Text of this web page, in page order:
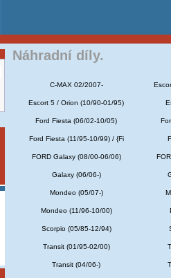
Náhradní díly.
C-MAX 02/2007-
Escort 5 / Orion (10/90-01/95)
Ford Fiesta (06/02-10/05)
Ford Fiesta (11/95-10/99) / {Fi
FORD Galaxy (08/00-06/06)
Galaxy (06/06-)
Mondeo (05/07-)
Mondeo (11/96-10/00)
Scorpio (05/85-12/94)
Transit (01/95-02/00)
Transit (04/06-)